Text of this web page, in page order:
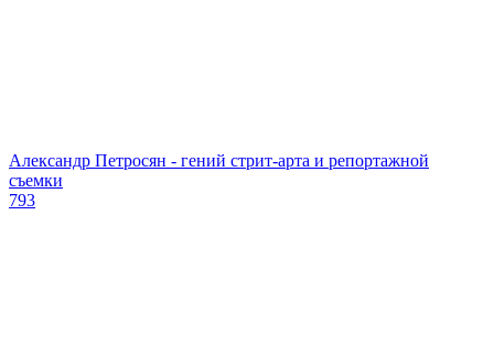
Александр Петросян - гений стрит-арта и репортажной
съемки
793